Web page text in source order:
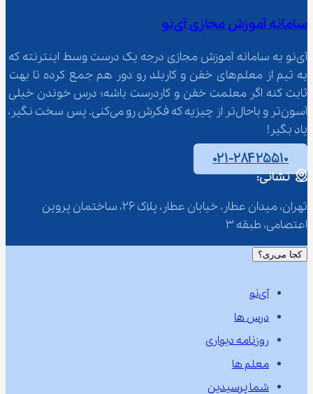
سامانه آموزش مجازی آی‌نو
آی‌نو یه سامانه آموزش مجازی درجه یک درست وسط اینترنته که
یه تیم از معلم‌‌های خفن و کاربلد رو دور هم جمع کرده تا بهت
ثابت کنه اگر معلمت خفن و کاردرست باشه؛ درس خوندن خیلی
آسون‌تر و باحال‌تر از چیزیه که فکرش رو می‌کنی. پس سخت نگیر،
یاد بگیر!
۰۲۱-۲۸۴۲۵۵۱۰
نشانی:
تهران، میدان عطار، خیابان عطار، پلاک 26، ساختمان پروین
اعتصامی، طبقه 3
کجا می‌ری؟
آی‌نو
درس ها
روزنامه دیواری
معلم ها
شما پرسیدین